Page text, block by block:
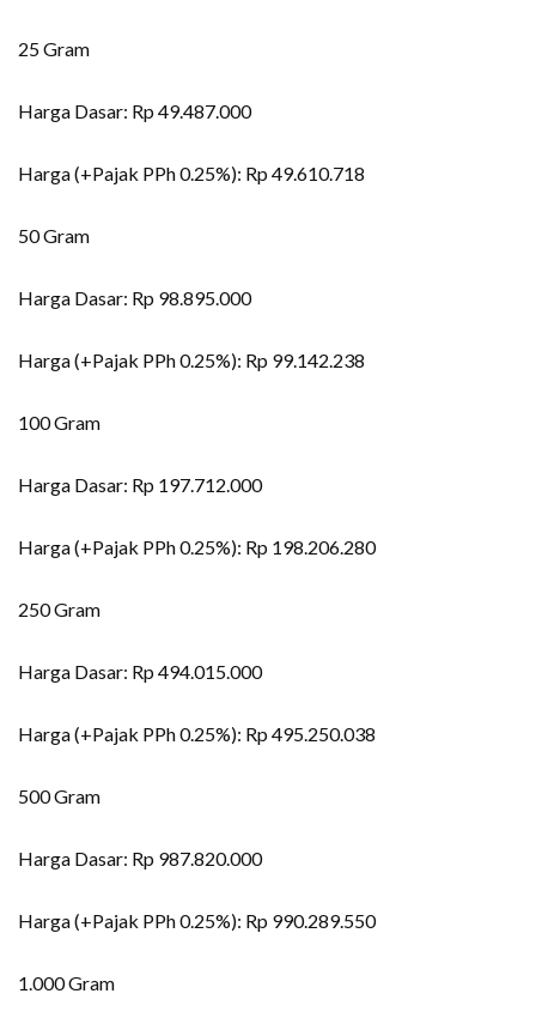
25 Gram
Harga Dasar: Rp 49.487.000
Harga (+Pajak PPh 0.25%): Rp 49.610.718
50 Gram
Harga Dasar: Rp 98.895.000
Harga (+Pajak PPh 0.25%): Rp 99.142.238
100 Gram
Harga Dasar: Rp 197.712.000
Harga (+Pajak PPh 0.25%): Rp 198.206.280
250 Gram
Harga Dasar: Rp 494.015.000
Harga (+Pajak PPh 0.25%): Rp 495.250.038
500 Gram
Harga Dasar: Rp 987.820.000
Harga (+Pajak PPh 0.25%): Rp 990.289.550
1.000 Gram